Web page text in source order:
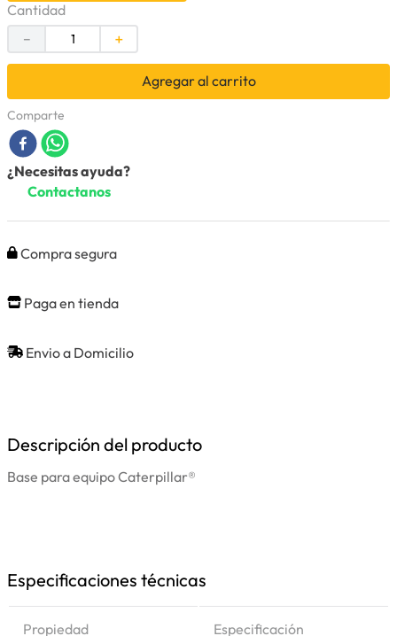
Cantidad
＋
－
Agregar al carrito
Comparte
¿Necesitas ayuda?
Contactanos
Compra segura
Paga en tienda
Envio a Domicilio
Descripción del producto
Base para equipo Caterpillar®
Especificaciones técnicas
Propiedad Especificación